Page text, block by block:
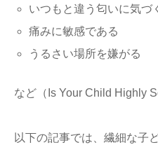
いつもと違う匂いに気づ
痛みに敏感である
うるさい場所を嫌がる
など（Is Your Child Highly
以下の記事では、繊細な子